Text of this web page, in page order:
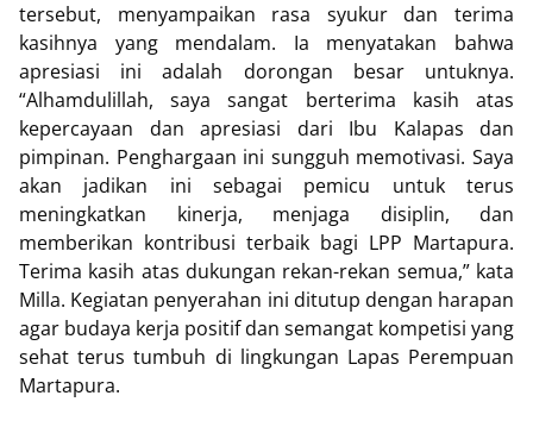
tersebut, menyampaikan rasa syukur dan terima
kasihnya yang mendalam. Ia menyatakan bahwa
apresiasi ini adalah dorongan besar untuknya.
“Alhamdulillah, saya sangat berterima kasih atas
kepercayaan dan apresiasi dari Ibu Kalapas dan
pimpinan. Penghargaan ini sungguh memotivasi. Saya
akan jadikan ini sebagai pemicu untuk terus
meningkatkan kinerja, menjaga disiplin, dan
memberikan kontribusi terbaik bagi LPP Martapura.
Terima kasih atas dukungan rekan-rekan semua,” kata
Milla. Kegiatan penyerahan ini ditutup dengan harapan
agar budaya kerja positif dan semangat kompetisi yang
sehat terus tumbuh di lingkungan Lapas Perempuan
Martapura.